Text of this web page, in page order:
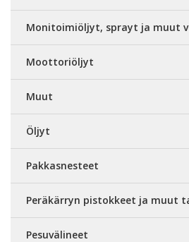
Monitoimiöljyt, sprayt ja muut
Moottoriöljyt
Muut
Öljyt
Pakkasnesteet
Peräkärryn pistokkeet ja muut
Pesuvälineet